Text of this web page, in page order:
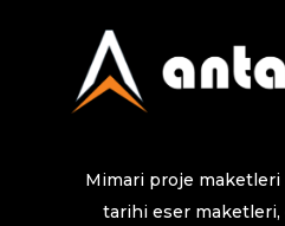
Mimari proje maketleri
tarihi eser